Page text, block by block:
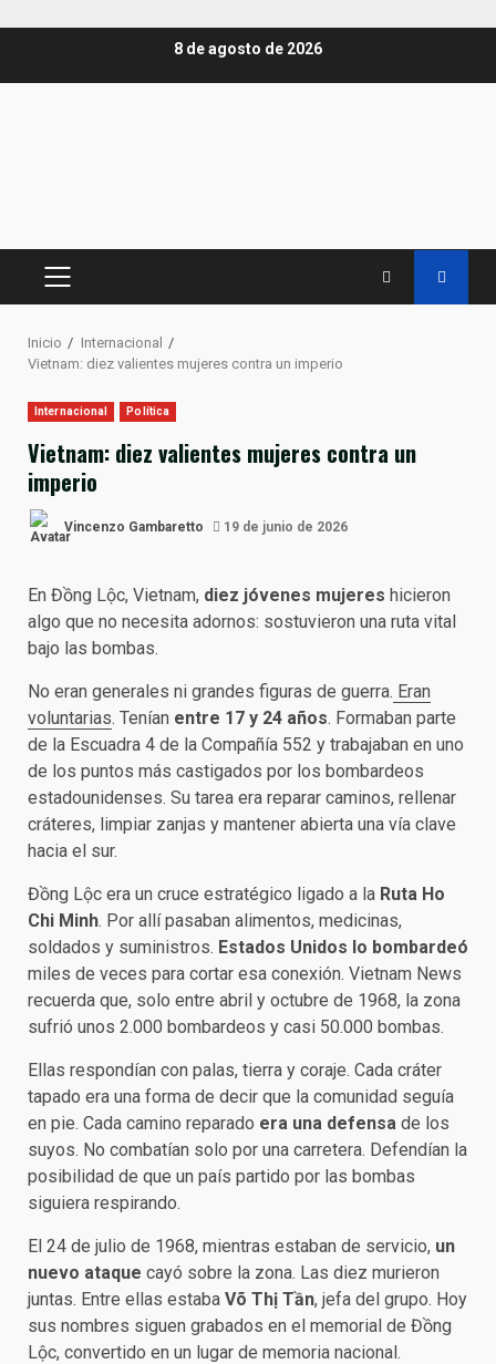
8 de agosto de 2026
MENÚ
Inicio
Internacional
Vietnam: diez valientes mujeres contra un imperio
Internacional Política
Vietnam: diez valientes mujeres contra un
imperio
Vincenzo Gambaretto 19 de junio de 2026
En Đồng Lộc, Vietnam, diez jóvenes mujeres hicieron
algo que no necesita adornos: sostuvieron una ruta vital
bajo las bombas.
No eran generales ni grandes figuras de guerra. Eran
voluntarias. Tenían entre 17 y 24 años. Formaban parte
de la Escuadra 4 de la Compañía 552 y trabajaban en uno
de los puntos más castigados por los bombardeos
estadounidenses. Su tarea era reparar caminos, rellenar
cráteres, limpiar zanjas y mantener abierta una vía clave
hacia el sur.
Đồng Lộc era un cruce estratégico ligado a la Ruta Ho
Chi Minh. Por allí pasaban alimentos, medicinas,
soldados y suministros. Estados Unidos lo bombardeó
miles de veces para cortar esa conexión. Vietnam News
recuerda que, solo entre abril y octubre de 1968, la zona
sufrió unos 2.000 bombardeos y casi 50.000 bombas.
Ellas respondían con palas, tierra y coraje. Cada cráter
tapado era una forma de decir que la comunidad seguía
en pie. Cada camino reparado era una defensa de los
suyos. No combatían solo por una carretera. Defendían la
posibilidad de que un país partido por las bombas
siguiera respirando.
El 24 de julio de 1968, mientras estaban de servicio, un
nuevo ataque cayó sobre la zona. Las diez murieron
juntas. Entre ellas estaba Võ Thị Tần, jefa del grupo. Hoy
sus nombres siguen grabados en el memorial de Đồng
Lộc, convertido en un lugar de memoria nacional.